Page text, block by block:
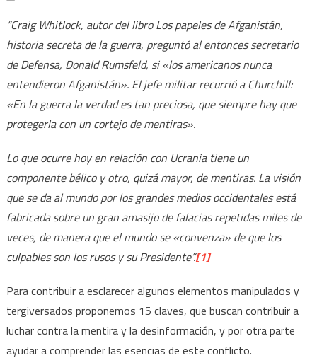
“Craig Whitlock, autor del libroLos papeles de Afganistán,
historia secreta de la guerra, preguntó al entonces secretario
de Defensa, Donald Rumsfeld, si «los americanos nunca
entendieron Afganistán». El jefe militar recurrió a Churchill:
«En la guerra la verdad es tan preciosa, que siempre hay que
protegerla con un cortejo de mentiras».
Lo que ocurre hoy en relación con Ucrania tiene un
componente bélico y otro, quizá mayor, de mentiras. La visión
que se da al mundo por los grandes medios occidentales está
fabricada sobre un gran amasijo de falacias repetidas miles de
veces, de manera que el mundo se «convenza» de que los
culpables son los rusos y su Presidente”.[1]
Para contribuir a esclarecer algunos elementos manipulados y
tergiversados proponemos 15 claves, que buscan contribuir a
luchar contra la mentira y la desinformación, y por otra parte
ayudar a comprender las esencias de este conflicto.